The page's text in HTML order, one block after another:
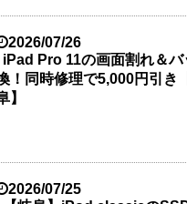
2026/07/26
iPad Pro 11の画面割れ＆
！同時修理で5,000円引き
】
2026/07/25